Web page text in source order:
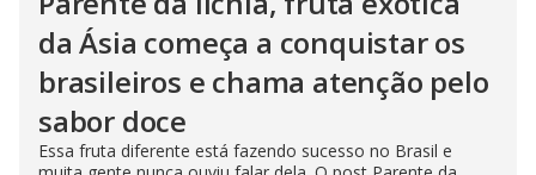
da Ásia começa a conquistar os
brasileiros e chama atenção pelo
sabor doce
Essa fruta diferente está fazendo sucesso no Brasil e